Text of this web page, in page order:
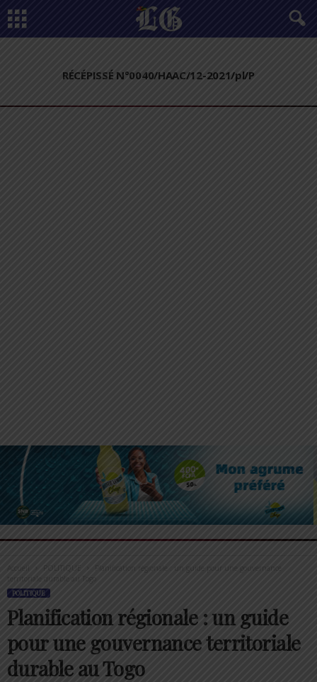
RÉCÉPISSÉ N°0040/HAAC/12-2021/pl/P
Accueil POLITIQUE
Planification régionale : un guide pour une gouvernance
territoriale durable au Togo
POLITIQUE
Planification régionale : un guide
pour une gouvernance territoriale
durable au Togo